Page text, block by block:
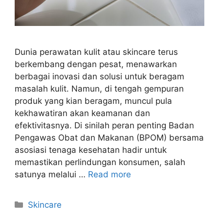
Dunia perawatan kulit atau skincare terus
berkembang dengan pesat, menawarkan
berbagai inovasi dan solusi untuk beragam
masalah kulit. Namun, di tengah gempuran
produk yang kian beragam, muncul pula
kekhawatiran akan keamanan dan
efektivitasnya. Di sinilah peran penting Badan
Pengawas Obat dan Makanan (BPOM) bersama
asosiasi tenaga kesehatan hadir untuk
memastikan perlindungan konsumen, salah
satunya melalui … Read more
Kategori
Skincare